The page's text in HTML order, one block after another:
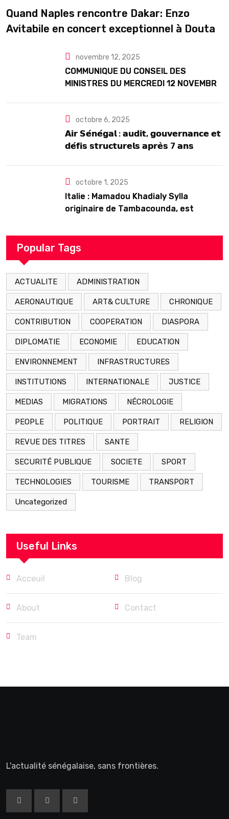
Quand Naples rencontre Dakar: Enzo
Avitabile en concert exceptionnel à Douta
novembre 12, 2025
COMMUNIQUE DU CONSEIL DES
MINISTRES DU MERCREDI 12 NOVEMBRE
octobre 6, 2025
𝗔𝗶𝗿 𝗦𝗲́𝗻𝗲́𝗴𝗮𝗹 : 𝗮𝘂𝗱𝗶𝘁, 𝗴𝗼𝘂𝘃𝗲𝗿𝗻𝗮𝗻𝗰𝗲 𝗲𝘁
𝗱𝗲́𝗳𝗶𝘀 𝘀𝘁𝗿𝘂𝗰𝘁𝘂𝗿𝗲𝗹𝘀 𝗮𝗽𝗿𝗲̀𝘀 7 𝗮𝗻𝘀
octobre 1, 2025
Italie : Mamadou Khadialy Sylla
originaire de Tambacounda, est
arrestation
Popular Tags
ACTUALITE ADMINISTRATION
AERONAUTIQUE ART& CULTURE CHRONIQUE
CONTRIBUTION COOPERATION DIASPORA
DIPLOMATIE ECONOMIE EDUCATION
ENVIRONNEMENT INFRASTRUCTURES
INSTITUTIONS INTERNATIONALE JUSTICE
MEDIAS MIGRATIONS NÉCROLOGIE
PEOPLE POLITIQUE PORTRAIT RELIGION
REVUE DES TITRES SANTE
SECURITÉ PUBLIQUE SOCIETE SPORT
TECHNOLOGIES TOURISME TRANSPORT
Uncategorized
Useful Links
Acceuil Blog
About Contact
Team
L'actualité sénégalaise, sans frontières.